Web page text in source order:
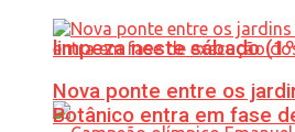
limpeza neste sábado
Nova ponte entre os
Botânico entra em fase